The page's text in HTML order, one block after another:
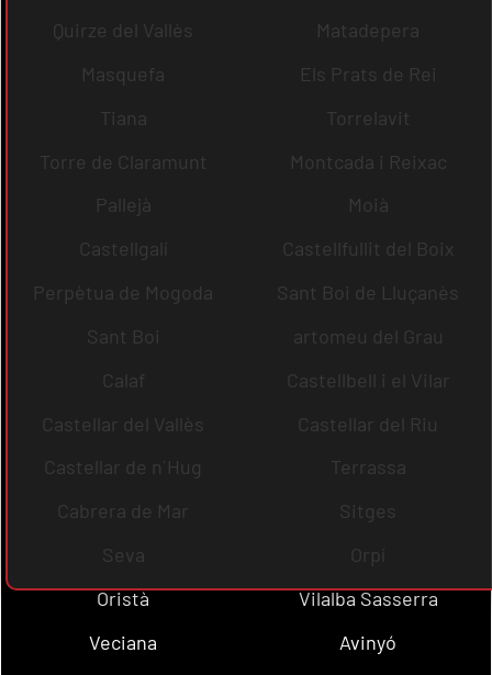
Quirze del Vallès
Matadepera
Masquefa
Els Prats de Rei
Tiana
Torrelavit
Torre de Claramunt
Montcada i Reixac
Pallejà
Moià
Castellgalí
Castellfullit del Boix
Perpètua de Mogoda
Sant Boi de Lluçanès
Sant Boi
artomeu del Grau
Calaf
Castellbell i el Vilar
Castellar del Vallès
Castellar del Riu
Castellar de n´Hug
Terrassa
Cabrera de Mar
Sitges
Seva
Orpí
Oristà
Vilalba Sasserra
Veciana
Avinyó